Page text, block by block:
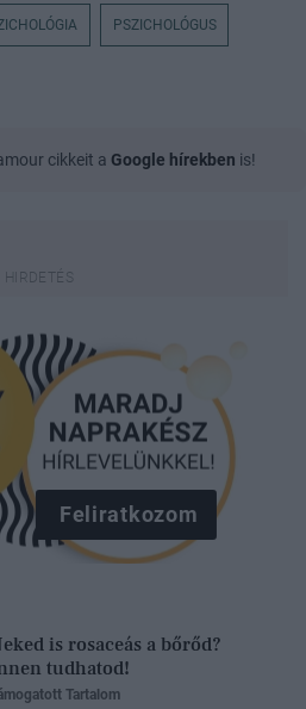
PSZICHOLÓGUS
cikkeit a Google hírekben is!
Feliratkozom
is rosaceás a bőrőd?
tudhatod!
Tartalom